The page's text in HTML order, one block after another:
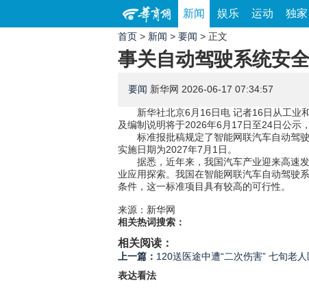
新闻 娱乐 运动 独家
首页 > 新闻 > 要闻 > 正文
事关自动驾驶系统安
要闻 新华网 2026-06-17 07:34:57
新华社北京6月16日电 记者16日从工业
及编制说明将于2026年6月17日至24日公示
标准报批稿规定了智能网联汽车自动驾
实施日期为2027年7月1日。
据悉，近年来，我国汽车产业迎来高速
业应用探索。我国在智能网联汽车自动驾驶
条件，这一标准项目具有较高的可行性。
来源：新华网
相关热词搜索：
相关阅读：
上一篇： 120送医途中遭“二次伤害” 七旬老
表达看法